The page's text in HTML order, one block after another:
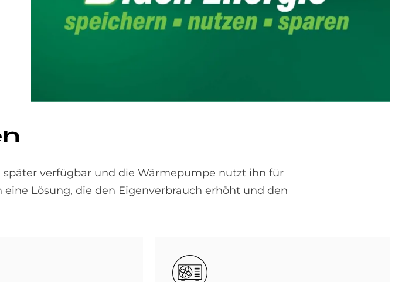
verfügbar und die Wärmepumpe nutzt ihn für
Lösung, die den Eigenverbrauch erhöht und den
Bild